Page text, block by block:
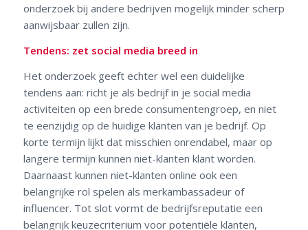
onderzoek bij andere bedrijven mogelijk minder scherp
aanwijsbaar zullen zijn.
Tendens: zet social media breed in
Het onderzoek geeft echter wel een duidelijke
tendens aan: richt je als bedrijf in je social media
activiteiten op een brede consumentengroep, en niet
te eenzijdig op de huidige klanten van je bedrijf. Op
korte termijn lijkt dat misschien onrendabel, maar op
langere termijn kunnen niet-klanten klant worden.
Daarnaast kunnen niet-klanten online ook een
belangrijke rol spelen als merkambassadeur of
influencer. Tot slot vormt de bedrijfsreputatie een
belangrijk keuzecriterium voor potentiële klanten,